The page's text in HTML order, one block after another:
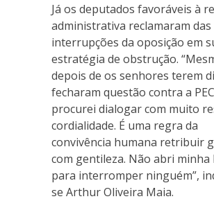
Já os deputados favoráveis à
administrativa reclamaram das
interrupções da oposição em
estratégia de obstrução.
depois de os senhores terem
fecharam questão contra a
procurei dialogar com muito
cordialidade. É uma regra da
convivência humana retribuir
com gentileza. Não abri minha
para interromper ninguém”,
se Arthur Oliveira Maia.